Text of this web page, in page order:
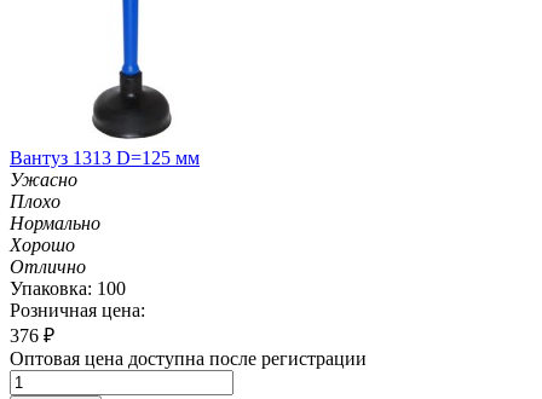
Вантуз 1313 D=125 мм
Ужасно
Плохо
Нормально
Хорошо
Отлично
Упаковка: 100
Розничная цена:
376 ₽
Оптовая цена доступна после регистрации